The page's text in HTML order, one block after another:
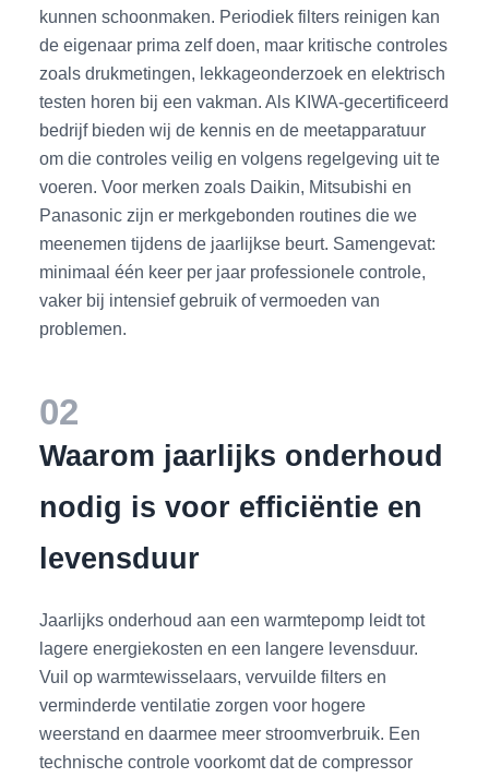
kunnen schoonmaken. Periodiek filters reinigen kan
de eigenaar prima zelf doen, maar kritische controles
zoals drukmetingen, lekkageonderzoek en elektrisch
testen horen bij een vakman. Als KIWA-gecertificeerd
bedrijf bieden wij de kennis en de meetapparatuur
om die controles veilig en volgens regelgeving uit te
voeren. Voor merken zoals Daikin, Mitsubishi en
Panasonic zijn er merkgebonden routines die we
meenemen tijdens de jaarlijkse beurt. Samengevat:
minimaal één keer per jaar professionele controle,
vaker bij intensief gebruik of vermoeden van
problemen.
02
Waarom jaarlijks onderhoud
nodig is voor efficiëntie en
levensduur
Jaarlijks onderhoud aan een warmtepomp leidt tot
lagere energiekosten en een langere levensduur.
Vuil op warmtewisselaars, vervuilde filters en
verminderde ventilatie zorgen voor hogere
weerstand en daarmee meer stroomverbruik. Een
technische controle voorkomt dat de compressor